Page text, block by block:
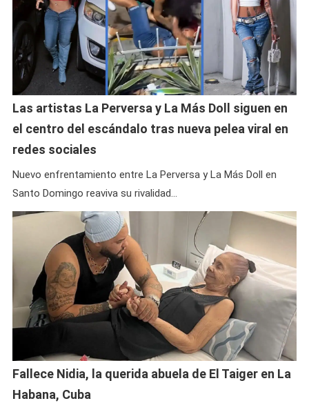
Las artistas La Perversa y La Más Doll siguen en
el centro del escándalo tras nueva pelea viral en
redes sociales
Nuevo enfrentamiento entre La Perversa y La Más Doll en
Santo Domingo reaviva su rivalidad…
Fallece Nidia, la querida abuela de El Taiger en La
Habana, Cuba